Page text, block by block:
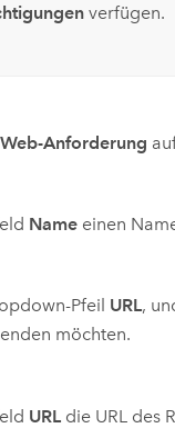
verfügen.
Web-Anforderung
Name einen
Pfeil URL,
möchten.
URL die URL des